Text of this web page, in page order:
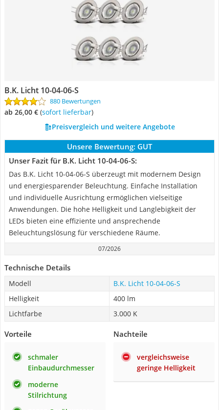
B.K. Licht 10-04-06-S
880 Bewertungen
ab 26,00 € ( Sofort lieferbar)
Preisvergleich und weitere Angebote
Unsere Bewertung: GUT
Unser Fazit für B.K. Licht 10-04-06-S:
Das B.K. Licht 10-04-06-S überzeugt mit modernem Design
und energiesparender Beleuchtung. Einfache Installation
und individuelle Ausrichtung ermöglichen vielseitige
Anwendungen. Die hohe Helligkeit und Langlebigkeit der
LEDs bieten eine effiziente und ansprechende
Beleuchtungslösung für verschiedene Räume.
07/2026
Technische Details
Modell
B.K. Licht 10-04-06-S
Helligkeit
400 lm
Lichtfarbe
3.000 K
Vorteile
schmaler
Einbaudurchmesser
moderne
Stilrichtung
Nachteile
vergleichsweise
geringe Helligkeit